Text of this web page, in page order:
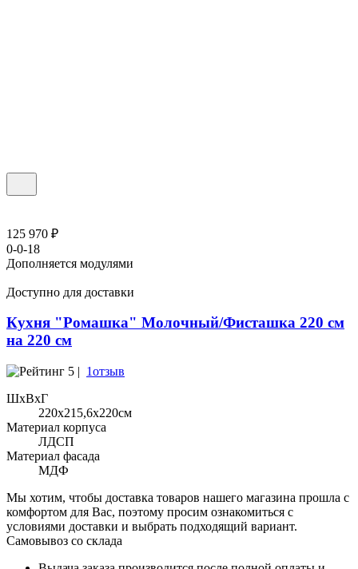
125 970 ₽
0-0-18
Дополняется модулями
Доступно для доставки
Кухня "Ромашка" Молочный/Фисташка 220 см
на 220 см
5 | 1отзыв
ШхВхГ
220x215,6х220см
Материал корпуса
ЛДСП
Материал фасада
МДФ
Мы хотим, чтобы доставка товаров нашего магазина прошла с
комфортом для Вас, поэтому просим ознакомиться с
условиями доставки и выбрать подходящий вариант.
Самовывоз со склада